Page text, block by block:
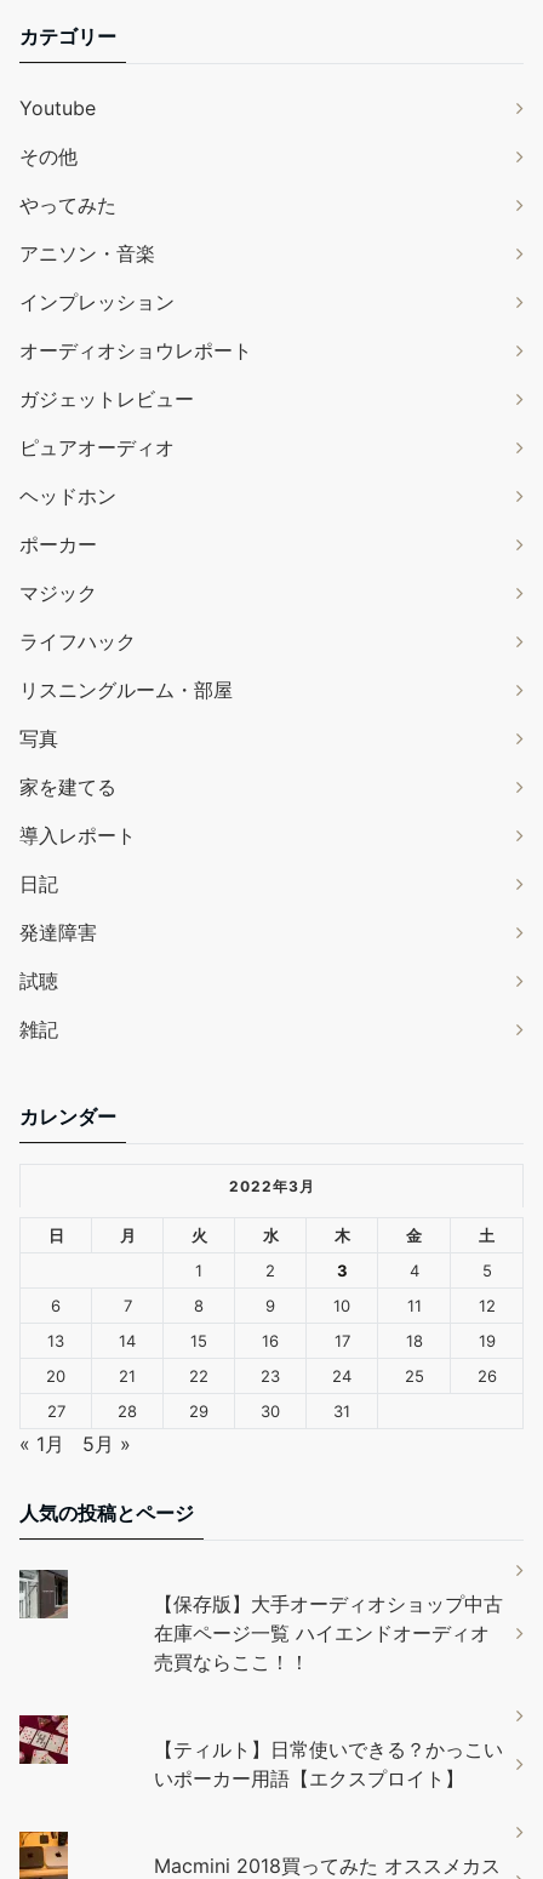
カテゴリー
Youtube
その他
やってみた
アニソン・音楽
インプレッション
オーディオショウレポート
ガジェットレビュー
ピュアオーディオ
ヘッドホン
ポーカー
マジック
ライフハック
リスニングルーム・部屋
写真
家を建てる
導入レポート
日記
発達障害
試聴
雑記
カレンダー
2022年3月
日 月 火 水 木 金
土
1
2 3 4
5
6
7 8 9 10 11
12
13
14 15 16 17 18
19
20
21 22 23 24 25
26
27
28 29 30 31
« 1月 5月 »
人気の投稿とページ
【保存版】大手オーディオショップ中古
在庫ページ一覧 ハイエンドオーディオ
売買ならここ！！
【ティルト】日常使いできる？かっこい
いポーカー用語【エクスプロイト】
Macmini 2018買ってみた オススメカス